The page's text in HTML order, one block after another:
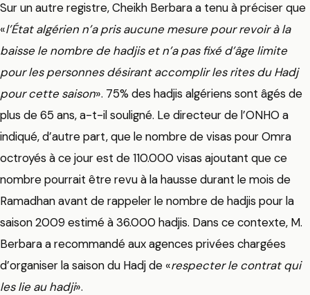
Sur un autre registre, Cheikh Berbara a tenu à préciser que
«l’État algérien n’a pris aucune mesure pour revoir à la
baisse le nombre de hadjis et n’a pas fixé d’âge limite
pour les personnes désirant accomplir les rites du Hadj
pour cette saison». 75% des hadjis algériens sont âgés de
plus de 65 ans, a-t-il souligné. Le directeur de l’ONHO a
indiqué, d’autre part, que le nombre de visas pour Omra
octroyés à ce jour est de 110.000 visas ajoutant que ce
nombre pourrait être revu à la hausse durant le mois de
Ramadhan avant de rappeler le nombre de hadjis pour la
saison 2009 estimé à 36.000 hadjis. Dans ce contexte, M.
Berbara a recommandé aux agences privées chargées
d’organiser la saison du Hadj de «respecter le contrat qui
les lie au hadji».